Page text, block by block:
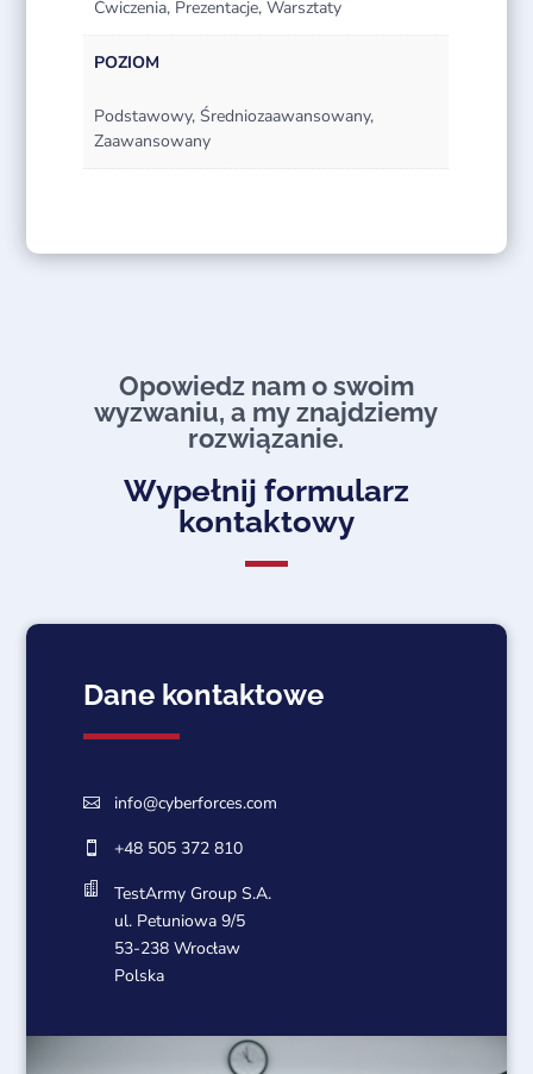
Ćwiczenia, Prezentacje, Warsztaty
POZIOM
Podstawowy, Średniozaawansowany,
Zaawansowany
Opowiedz nam o swoim
wyzwaniu, a my znajdziemy
rozwiązanie.​
Wypełnij formularz
kontaktowy
Dane kontaktowe
 info@cyberforces.com
 +48 505 372 810

TestArmy Group S.A.
ul. Petuniowa 9/5
53-238 Wrocław
Polska